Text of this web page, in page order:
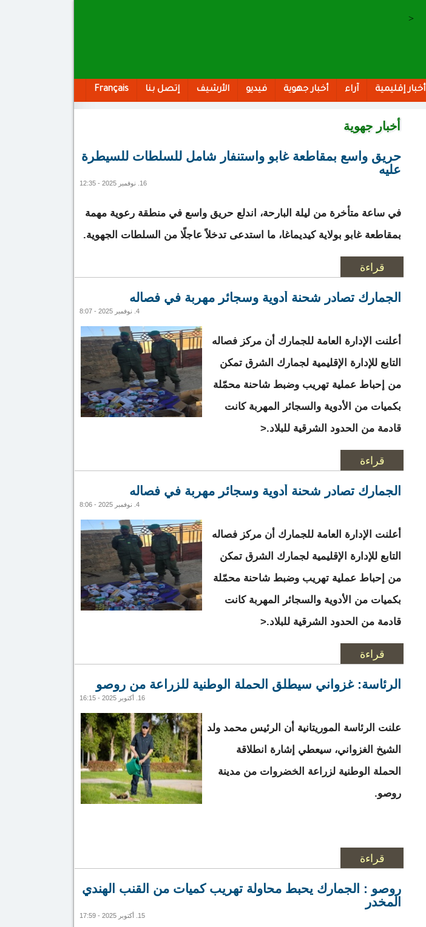
>
أخبار إقليمية آراء أخبار جهوية فيديو الأرشيف إتصل بنا Français
أخبار جهوية
حريق واسع بمقاطعة غابو واستنفار شامل للسلطات للسيطرة
عليه
16. نوفمبر 2025 - 12:35
في ساعة متأخرة من ليلة البارحة، اندلع حريق واسع في منطقة رعوية مهمة
بمقاطعة غابو بولاية كيديماغا، ما استدعى تدخلاً عاجلًا من السلطات الجهوية.
قراءة
الجمارك تصادر شحنة أدوية وسجائر مهربة في فصاله
4. نوفمبر 2025 - 8:07
أعلنت الإدارة العامة للجمارك أن مركز فصاله
التابع للإدارة الإقليمية لجمارك الشرق تمكن
من إحباط عملية تهريب وضبط شاحنة محمّلة
بكميات من الأدوية والسجائر المهربة كانت
قادمة من الحدود الشرقية للبلاد.<
قراءة
الجمارك تصادر شحنة أدوية وسجائر مهربة في فصاله
4. نوفمبر 2025 - 8:06
أعلنت الإدارة العامة للجمارك أن مركز فصاله
التابع للإدارة الإقليمية لجمارك الشرق تمكن
من إحباط عملية تهريب وضبط شاحنة محمّلة
بكميات من الأدوية والسجائر المهربة كانت
قادمة من الحدود الشرقية للبلاد.<
قراءة
الرئاسة: غزواني سيطلق الحملة الوطنية للزراعة من روصو
16. أكتوبر 2025 - 16:15
علنت الرئاسة الموريتانية أن الرئيس محمد ولد
الشيخ الغزواني، سيعطي إشارة انطلاقة
الحملة الوطنية لزراعة الخضروات من مدينة
روصو.
قراءة
روصو : الجمارك يحبط محاولة تهريب كميات من القنب الهندي
المخدر
15. أكتوبر 2025 - 17:59